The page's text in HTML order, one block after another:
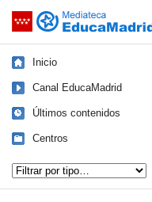
Saltar navegación
Inicio
Canal EducaMadrid
Últimos contenidos
Centros